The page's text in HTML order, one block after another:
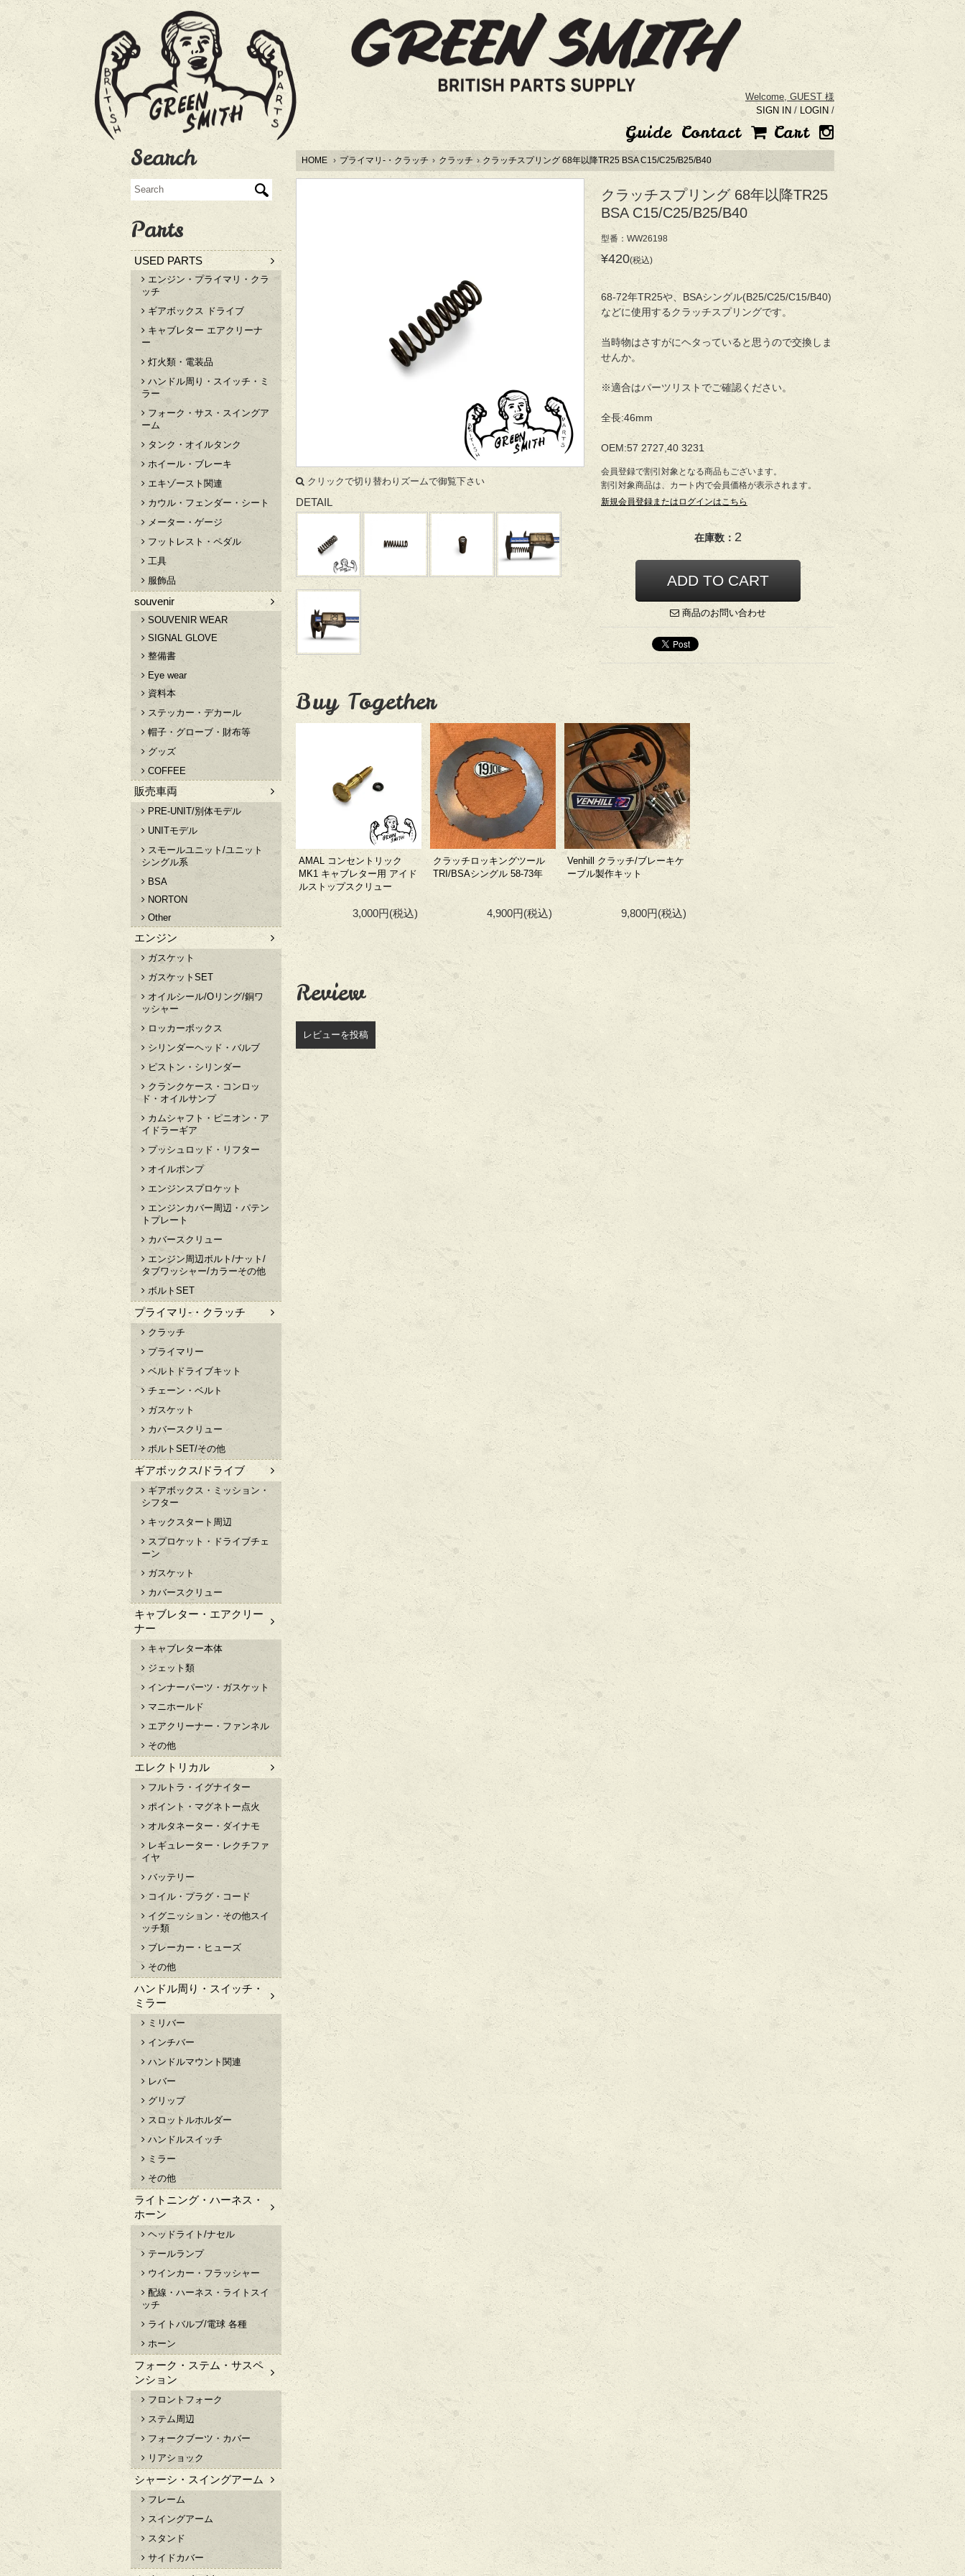
Welcome, GUEST 様
SIGN IN / LOGIN /
Guide Contact Cart
HOME › プライマリ-・クラッチ › クラッチ › クラッチスプリング 68年以降TR25 BSA C15/C25/B25/B40
クラッチスプリング 68年以降TR25
BSA C15/C25/B25/B40
型番：WW26198
¥420(税込)
68-72年TR25や、BSAシングル(B25/C25/C15/B40)
などに使用するクラッチスプリングです。
当時物はさすがにヘタっていると思うので交換しま
せんか。
※適合はパーツリストでご確認ください。
全長:46mm
OEM:57 2727,40 3231
会員登録で割引対象となる商品もございます。
割引対象商品は、カート内で会員価格が表示されます。
新規会員登録またはログインはこちら
在庫数： 2
商品のお問い合わせ
クリックで切り替わりズームで御覧下さい
DETAIL
Buy Together
AMAL コンセントリック
MK1 キャブレター用 アイド
ルストップスクリュー
3,000円(税込)
クラッチロッキングツール
TRI/BSAシングル 58-73年
4,900円(税込)
Venhill クラッチ/ブレーキケ
ーブル製作キット
9,800円(税込)
Review
レビューを投稿
Search
Parts
USED PARTS
エンジン・プライマリ・クラ
ッチ
ギアボックス ドライブ
キャブレター エアクリーナ
ー
灯火類・電装品
ハンドル周り・スイッチ・ミ
ラー
フォーク・サス・スイングア
ーム
タンク・オイルタンク
ホイール・ブレーキ
エキゾースト関連
カウル・フェンダー・シート
メーター・ゲージ
フットレスト・ペダル
工具
服飾品
souvenir
SOUVENIR WEAR
SIGNAL GLOVE
整備書
Eye wear
資料本
ステッカー・デカール
帽子・グローブ・財布等
グッズ
COFFEE
販売車両
PRE-UNIT/別体モデル
UNITモデル
スモールユニット/ユニット
シングル系
BSA
NORTON
Other
エンジン
ガスケット
ガスケットSET
オイルシール/Oリング/銅ワ
ッシャー
ロッカーボックス
シリンダーヘッド・バルブ
ピストン・シリンダー
クランクケース・コンロッ
ド・オイルサンプ
カムシャフト・ピニオン・ア
イドラーギア
プッシュロッド・リフター
オイルポンプ
エンジンスプロケット
エンジンカバー周辺・パテン
トプレート
カバースクリュー
エンジン周辺ボルト/ナット/
タブワッシャー/カラーその他
ボルトSET
プライマリ-・クラッチ
クラッチ
プライマリー
ベルトドライブキット
チェーン・ベルト
ガスケット
カバースクリュー
ボルトSET/その他
ギアボックス/ドライブ
ギアボックス・ミッション・
シフター
キックスタート周辺
スプロケット・ドライブチェ
ーン
ガスケット
カバースクリュー
キャブレター・エアクリー
ナー
キャブレター本体
ジェット類
インナーパーツ・ガスケット
マニホールド
エアクリーナー・ファンネル
その他
エレクトリカル
フルトラ・イグナイター
ポイント・マグネトー点火
オルタネーター・ダイナモ
レギュレーター・レクチファ
イヤ
バッテリー
コイル・プラグ・コード
イグニッション・その他スイ
ッチ類
ブレーカー・ヒューズ
その他
ハンドル周り・スイッチ・
ミラー
ミリバー
インチバー
ハンドルマウント関連
レバー
グリップ
スロットルホルダー
ハンドルスイッチ
ミラー
その他
ライトニング・ハーネス・
ホーン
ヘッドライト/ナセル
テールランプ
ウインカー・フラッシャー
配線・ハーネス・ライトスイ
ッチ
ライトバルブ/電球 各種
ホーン
フォーク・ステム・サスペ
ンション
フロントフォーク
ステム周辺
フォークブーツ・カバー
リアショック
シャーシ・スイングアーム
フレーム
スイングアーム
スタンド
サイドカバー